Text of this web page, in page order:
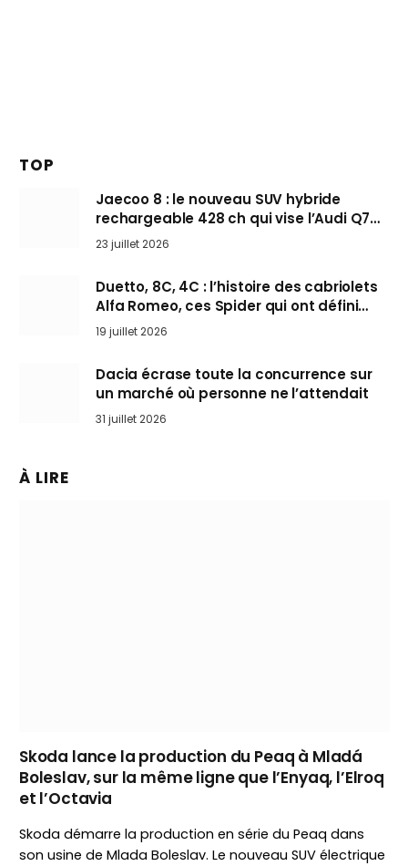
TOP
Jaecoo 8 : le nouveau SUV hybride
rechargeable 428 ch qui vise l’Audi Q7
arrive en Europe cet automne
23 juillet 2026
Duetto, 8C, 4C : l’histoire des cabriolets
Alfa Romeo, ces Spider qui ont défini
l’art de rouler cheveux au vent
19 juillet 2026
Dacia écrase toute la concurrence sur
un marché où personne ne l’attendait
31 juillet 2026
À LIRE
Skoda lance la production du Peaq à Mladá
Boleslav, sur la même ligne que l’Enyaq, l’Elroq
et l’Octavia
Skoda démarre la production en série du Peaq dans
son usine de Mlada Boleslav. Le nouveau SUV électrique